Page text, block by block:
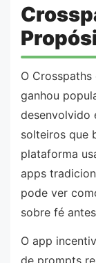
O
ganhou
desenvolvido
solteiros que
plataforma
apps
pode ver
sobre fé
O app